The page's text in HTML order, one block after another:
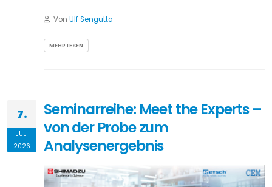
Von Ulf Sengutta
MEHR LESEN
7.
JULI
2026
Seminarreihe: Meet the Experts –
von der Probe zum
Analysenergebnis